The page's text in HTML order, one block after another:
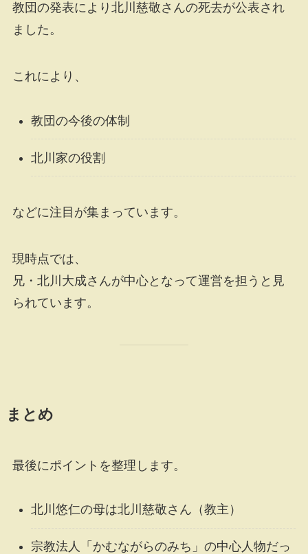
教団の発表により北川慈敬さんの死去が公表され
ました。
これにより、
教団の今後の体制
北川家の役割
などに注目が集まっています。
現時点では、
兄・北川大成さんが中心となって運営を担うと見
られています。
まとめ
最後にポイントを整理します。
北川悠仁の母は北川慈敬さん（教主）
宗教法人「かむながらのみち」の中心人物だっ